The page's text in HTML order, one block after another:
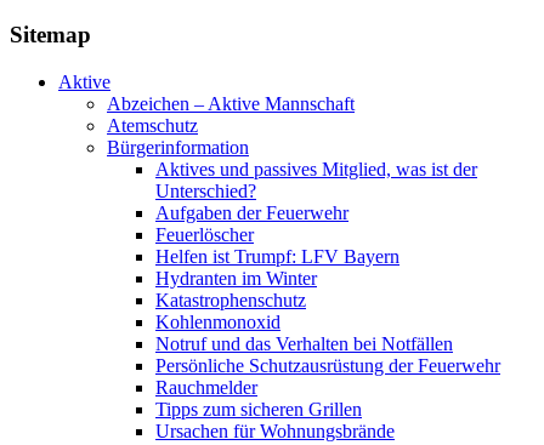
Sitemap
Aktive
Abzeichen – Aktive Mannschaft
Atemschutz
Bürgerinformation
Aktives und passives Mitglied, was ist der
Unterschied?
Aufgaben der Feuerwehr
Feuerlöscher
Helfen ist Trumpf: LFV Bayern
Hydranten im Winter
Katastrophenschutz
Kohlenmonoxid
Notruf und das Verhalten bei Notfällen
Persönliche Schutzausrüstung der Feuerwehr
Rauchmelder
Tipps zum sicheren Grillen
Ursachen für Wohnungsbrände